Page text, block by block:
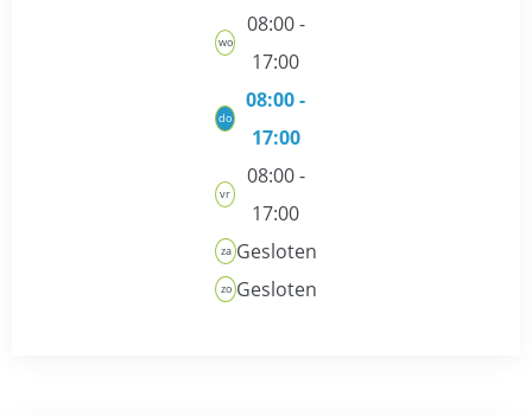
wo
08:00 -
17:00
do
08:00 -
17:00
vr
08:00 -
17:00
za Gesloten
zo Gesloten